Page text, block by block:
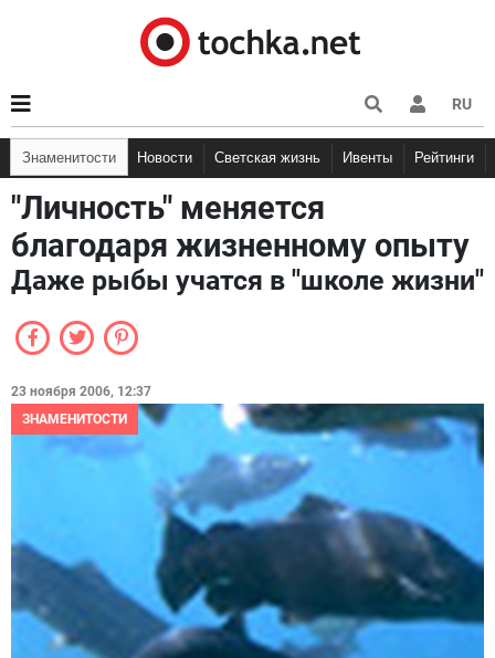
RU
Знаменитости Новости Светская жизнь Ивенты Рейтинги
"Личность" меняется
благодаря жизненному опыту
Даже рыбы учатся в "школе жизни"
23 ноября 2006, 12:37
ЗНАМЕНИТОСТИ